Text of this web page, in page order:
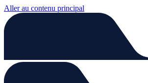
Aller au contenu principal